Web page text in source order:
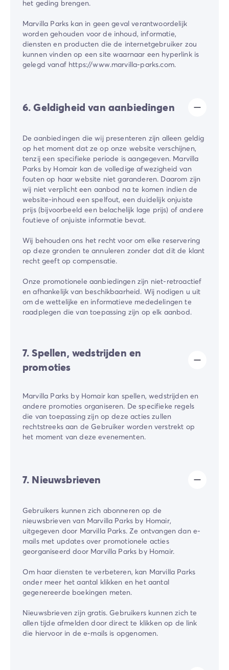
het geding brengen.
Marvilla Parks kan in geen geval verantwoordelijk
worden gehouden voor de inhoud, informatie,
diensten en producten die de internetgebruiker zou
kunnen vinden op een site waarnaar een hyperlink is
gelegd vanaf https://www.marvilla-parks.com.
6. Geldigheid van aanbiedingen
De aanbiedingen die wij presenteren zijn alleen geldig
op het moment dat ze op onze website verschijnen,
tenzij een specifieke periode is aangegeven. Marvilla
Parks by Homair kan de volledige afwezigheid van
fouten op haar website niet garanderen. Daarom zijn
wij niet verplicht een aanbod na te komen indien de
website-inhoud een spelfout, een duidelijk onjuiste
prijs (bijvoorbeeld een belachelijk lage prijs) of andere
foutieve of onjuiste informatie bevat.
Wij behouden ons het recht voor om elke reservering
op deze gronden te annuleren zonder dat dit de klant
recht geeft op compensatie.
Onze promotionele aanbiedingen zijn niet-retroactief
en afhankelijk van beschikbaarheid. Wij nodigen u uit
om de wettelijke en informatieve mededelingen te
raadplegen die van toepassing zijn op elk aanbod.
7. Spellen, wedstrijden en
promoties
Marvilla Parks by Homair kan spellen, wedstrijden en
andere promoties organiseren. De specifieke regels
die van toepassing zijn op deze acties zullen
rechtstreeks aan de Gebruiker worden verstrekt op
het moment van deze evenementen.
7. Nieuwsbrieven
Gebruikers kunnen zich abonneren op de
nieuwsbrieven van Marvilla Parks by Homair,
uitgegeven door Marvilla Parks. Ze ontvangen dan e-
mails met updates over promotionele acties
georganiseerd door Marvilla Parks by Homair.
Om haar diensten te verbeteren, kan Marvilla Parks
onder meer het aantal klikken en het aantal
gegenereerde boekingen meten.
Nieuwsbrieven zijn gratis. Gebruikers kunnen zich te
allen tijde afmelden door direct te klikken op de link
die hiervoor in de e-mails is opgenomen.